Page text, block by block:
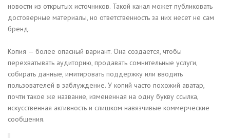
новости из открытых источников. Такой канал может публиковать
достоверные материалы, но ответственность за них несет не сам
бренд.
Копия — более опасный вариант. Она создается, чтобы
перехватывать аудиторию, продавать сомнительные услуги,
собирать данные, имитировать поддержку или вводить
пользователей в заблуждение. У копий часто похожий аватар,
почти такое же название, измененная на одну букву ссылка,
искусственная активность и слишком навязчивые коммерческие
сообщения.